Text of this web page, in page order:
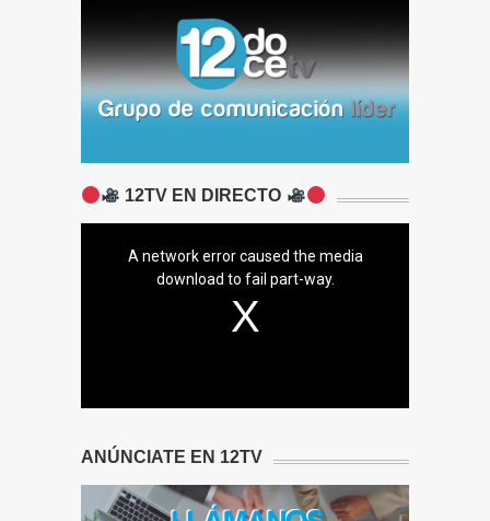
12TV EN DIRECTO
A network error caused the media
download to fail part-way.
ANÚNCIATE EN 12TV